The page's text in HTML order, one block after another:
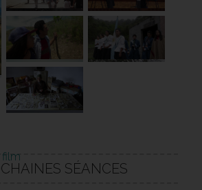
film
SÉANCES